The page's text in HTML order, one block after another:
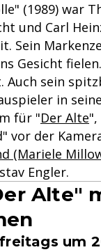
(1989) war
und Carl
Sein
Gesicht
sein
in
für "Der Alte",
vor der
(Mariele
Engler.
Alte"
um